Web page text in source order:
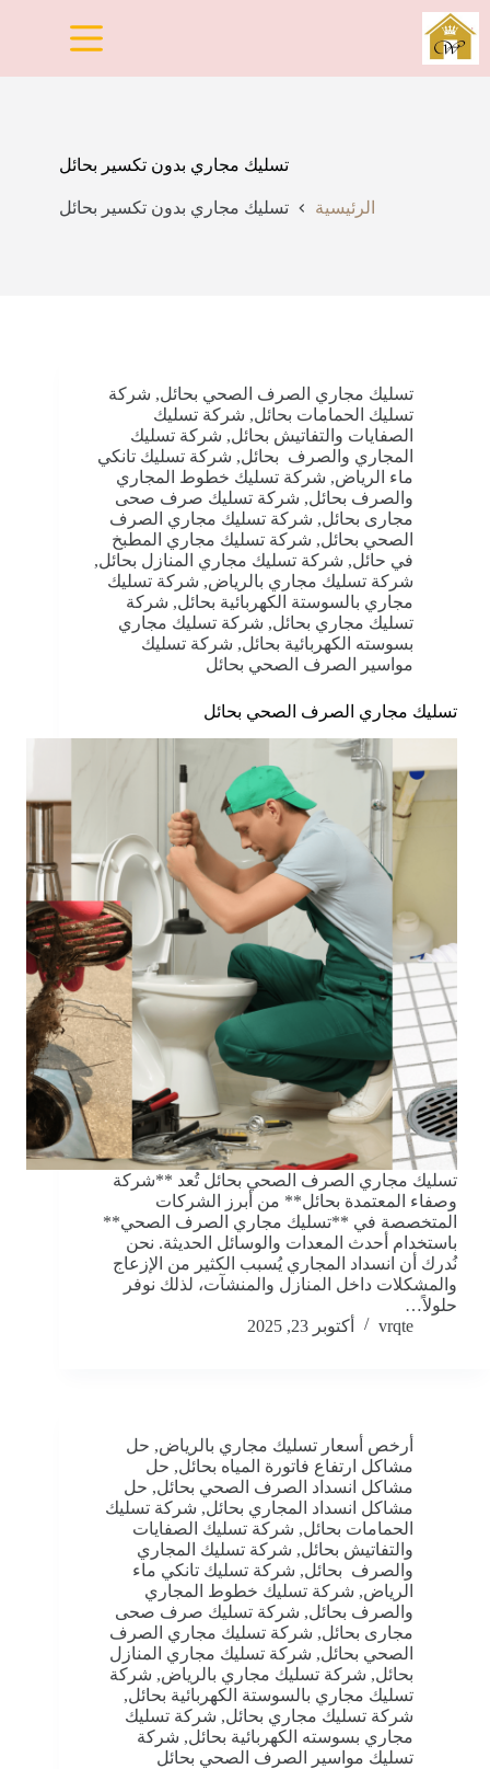
التجاوز
إلى
المحتوى
تسليك مجاري بدون تكسير بحائل
الرئيسية تسليك مجاري بدون تكسير بحائل
تسليك مجاري الصرف الصحي بحائل, شركة
تسليك الحمامات بحائل, شركة تسليك
الصفايات والتفاتيش بحائل, شركة تسليك
المجاري والصرف بحائل, شركة تسليك تانكي
ماء الرياض, شركة تسليك خطوط المجاري
والصرف بحائل, شركة تسليك صرف صحى
مجارى بحائل, شركة تسليك مجاري الصرف
الصحي بحائل, شركة تسليك مجاري المطبخ
في حائل, شركة تسليك مجاري المنازل بحائل,
شركة تسليك مجاري بالرياض, شركة تسليك
مجاري بالسوستة الكهربائية بحائل, شركة
تسليك مجاري بحائل, شركة تسليك مجاري
بسوسته الكهربائية بحائل, شركة تسليك
مواسير الصرف الصحي بحائل
تسليك مجاري الصرف الصحي بحائل
تسليك مجاري الصرف الصحي بحائل تُعد **شركة
وصفاء المعتمدة بحائل** من أبرز الشركات
المتخصصة في **تسليك مجاري الصرف الصحي**
باستخدام أحدث المعدات والوسائل الحديثة. نحن
نُدرك أن انسداد المجاري يُسبب الكثير من الإزعاج
والمشكلات داخل المنازل والمنشآت، لذلك نوفر
حلولاً…
vrqte
أكتوبر 23, 2025
أرخص أسعار تسليك مجاري بالرياض, حل
مشاكل ارتفاع فاتورة المياه بحائل, حل
مشاكل انسداد الصرف الصحي بحائل, حل
مشاكل انسداد المجاري بحائل, شركة تسليك
الحمامات بحائل, شركة تسليك الصفايات
والتفاتيش بحائل, شركة تسليك المجاري
والصرف بحائل, شركة تسليك تانكي ماء
الرياض, شركة تسليك خطوط المجاري
والصرف بحائل, شركة تسليك صرف صحى
مجارى بحائل, شركة تسليك مجاري الصرف
الصحي بحائل, شركة تسليك مجاري المنازل
بحائل, شركة تسليك مجاري بالرياض, شركة
تسليك مجاري بالسوستة الكهربائية بحائل,
شركة تسليك مجاري بحائل, شركة تسليك
مجاري بسوسته الكهربائية بحائل, شركة
تسليك مواسير الصرف الصحي بحائل